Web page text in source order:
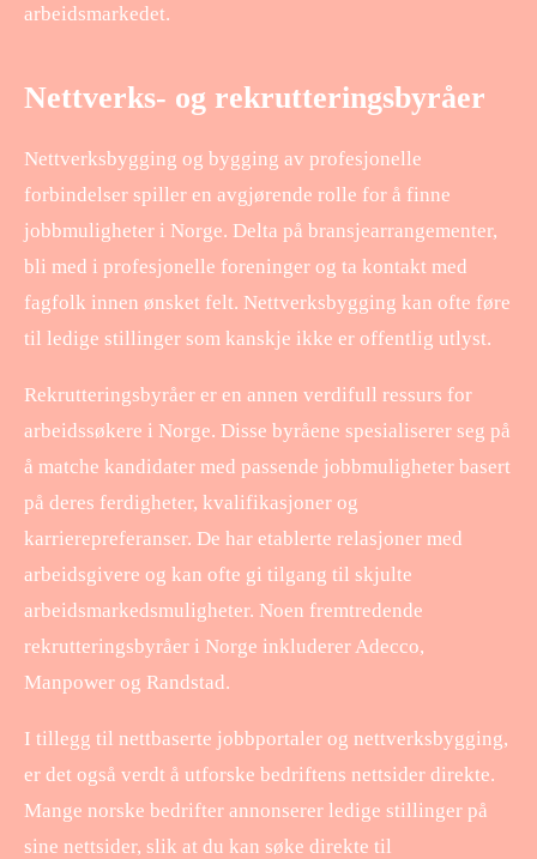
arbeidsmarkedet.
Nettverks- og rekrutteringsbyråer
Nettverksbygging og bygging av profesjonelle
forbindelser spiller en avgjørende rolle for å finne
jobbmuligheter i Norge. Delta på bransjearrangementer,
bli med i profesjonelle foreninger og ta kontakt med
fagfolk innen ønsket felt. Nettverksbygging kan ofte føre
til ledige stillinger som kanskje ikke er offentlig utlyst.
Rekrutteringsbyråer er en annen verdifull ressurs for
arbeidssøkere i Norge. Disse byråene spesialiserer seg på
å matche kandidater med passende jobbmuligheter basert
på deres ferdigheter, kvalifikasjoner og
karrierepreferanser. De har etablerte relasjoner med
arbeidsgivere og kan ofte gi tilgang til skjulte
arbeidsmarkedsmuligheter. Noen fremtredende
rekrutteringsbyråer i Norge inkluderer Adecco,
Manpower og Randstad.
I tillegg til nettbaserte jobbportaler og nettverksbygging,
er det også verdt å utforske bedriftens nettsider direkte.
Mange norske bedrifter annonserer ledige stillinger på
sine nettsider, slik at du kan søke direkte til